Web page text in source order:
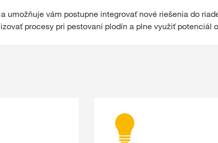
umožňuje vám postupne integrovať nové riešenia do
procesy pri pestovaní plodín a plne využiť potenciál